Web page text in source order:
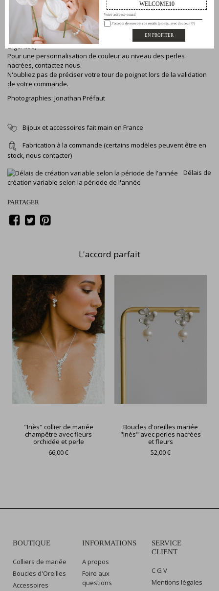
Bracelet composé d'un joli connecteur fleuri et d'une perle nacrée
montés sur une chaine fine.
Fermoir et chaînette de réglage.
Chaine en goldfilled (finition dorée) ou en acier inoxydable (Finition
argentée)
Pour une personnalisation de couleur au niveau des perles
nacrées, contactez nous.
N'oubliez pas de préciser votre tour de poignet lors de la validation
de votre commande.
Photographies: Jonathan Préfaut
Bijoux et accessoires fait main en France
Fabrication à la commande (certains modèles peuvent être en
stock, nous contacter)
Délais de
création variable selon la période de l'année
PARTAGER
L'accord parfait
"Inès" collier de mariée
champêtre avec fleurs
orchidée et perle
66,00 €
Boucles d'oreilles mariée
"Inès" avec perles nacrées
et fleurs
52,00 €
BOUTIQUE
Colliers de mariée
Boucles d'Oreilles
Accessoires
INFORMATIONS
A propos
Foire aux
questions
SERVICE
CLIENT
C G V
Mentions légales
J’accepte de recevoir vos emails (promis, avec douceur 🤍)
WELCOME10